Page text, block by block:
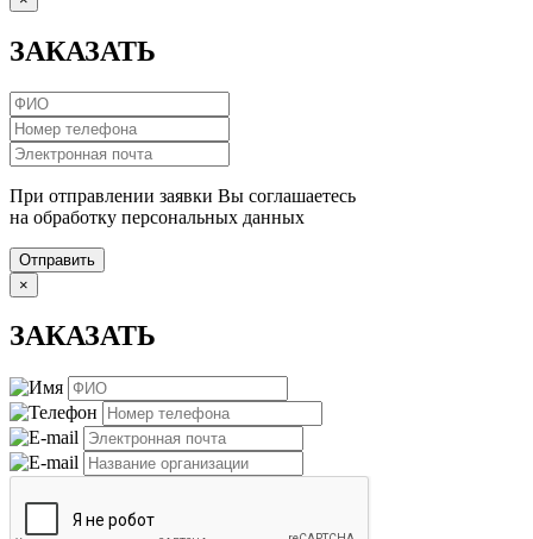
ЗАКАЗАТЬ
При отправлении заявки Вы соглашаетесь
на обработку персональных данных
Отправить
×
ЗАКАЗАТЬ